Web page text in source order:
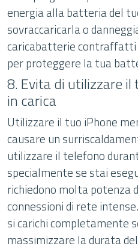
energia alla batteria del
sovraccaricarla o
caricabatterie contraffatti
per proteggere la tua
8. Evita di utilizzare
in carica
Utilizzare il tuo iPhone
causare un
utilizzare il telefono
specialmente se stai
richiedono molta potenza
connessioni di rete
si carichi completamente
massimizzare la durata